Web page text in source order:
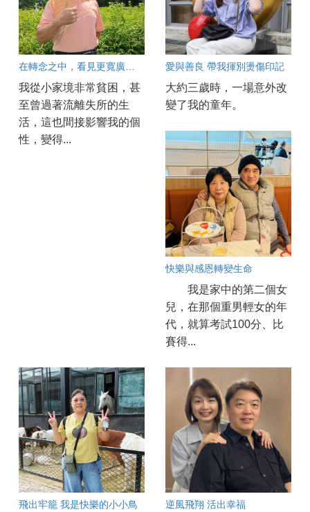
我從小家境非常貧困，甚
至曾過著流離失所的生
活，這也間接影響我的個
性，變得...
愛與善良 帶我揮別燙傷印記
大約三歲時，一場意外改
變了我的童年。
快樂與感恩轉變生命
我是家中的第二個女
兒，在那個重男輕女的年
代，就算考試100分、比
賽得...
飛出牢籠 我是快樂的小小鳥 逆風飛翔 活出幸福